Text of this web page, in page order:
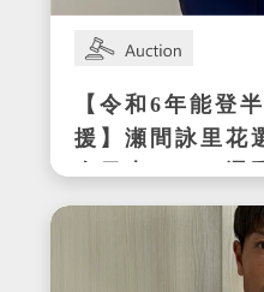
【令和6年能登
援】瀬間詠里花
全日本テニス選
優勝時サイン入